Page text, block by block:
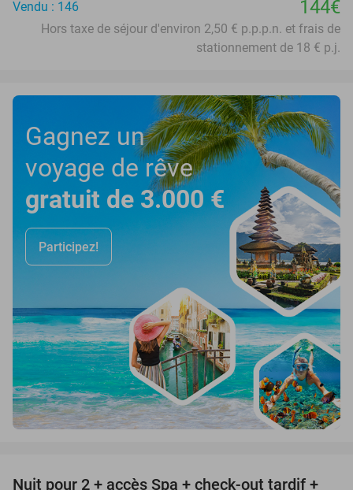
Vendu : 146
144€
Hors taxe de séjour d'environ 2,50 € p.p.p.n. et frais de
stationnement de 18 € p.j.
Gagnez un
voyage de rêve
gratuit de 3.000 €
Participez!
Nuit pour 2 + accès Spa + check-out tardif +